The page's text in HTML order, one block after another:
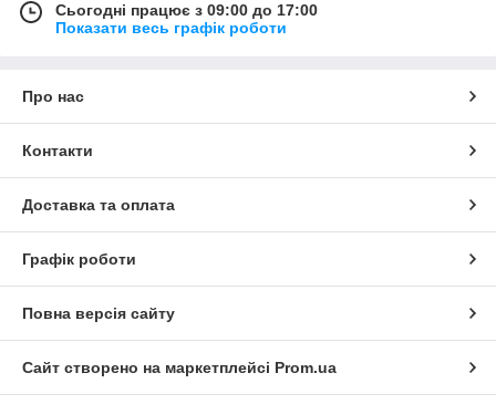
Сьогодні працює з 09:00 до 17:00
Показати весь графік роботи
Про нас
Контакти
Доставка та оплата
Графік роботи
Повна версія сайту
Сайт створено на маркетплейсі Prom.ua